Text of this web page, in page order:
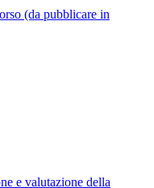
(da pubblicare in
e valutazione della